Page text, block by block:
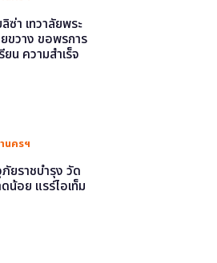
ซ่า เทวาลัยพระ
ขวาง ขอพรการ
ยน ความสำเร็จ
นครฯ
ยราชบำรุง วัด
น้อย แรร์ไอเท็ม